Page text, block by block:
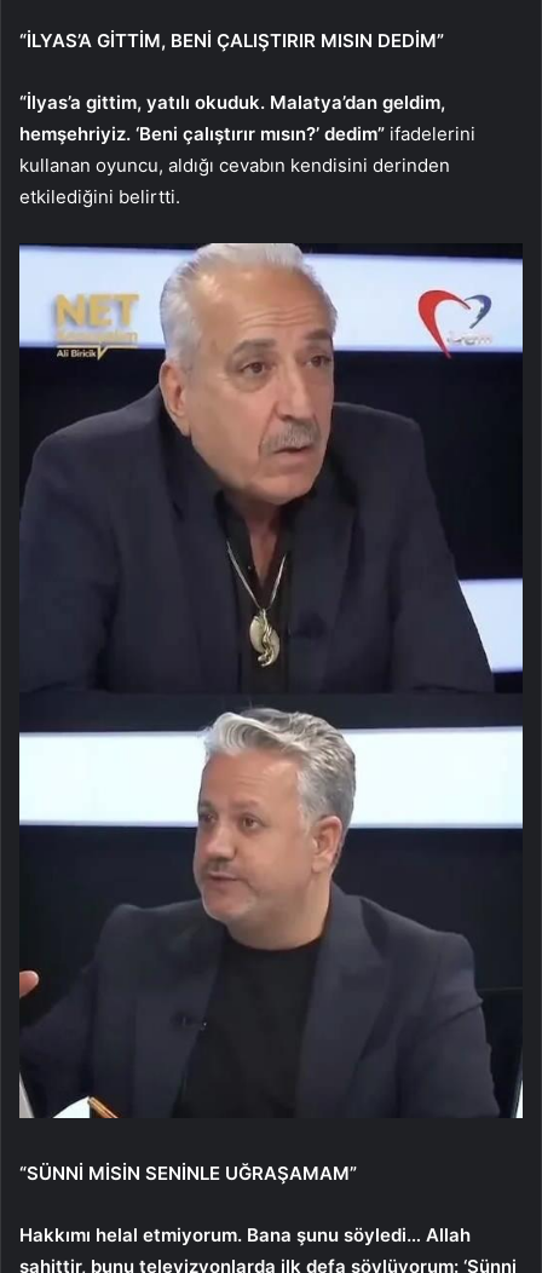
“İLYAS’A GİTTİM, BENİ ÇALIŞTIRIR MISIN DEDİM”
“İlyas’a gittim, yatılı okuduk. Malatya’dan geldim,
hemşehriyiz. ‘Beni çalıştırır mısın?’ dedim” ifadelerini
kullanan oyuncu, aldığı cevabın kendisini derinden
etkilediğini belirtti.
“SÜNNİ MİSİN SENİNLE UĞRAŞAMAM”
Hakkımı helal etmiyorum. Bana şunu söyledi… Allah
şahittir, bunu televizyonlarda ilk defa söylüyorum: ‘Sünni